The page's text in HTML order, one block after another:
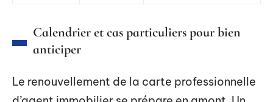
Calendrier et cas particuliers pour bien
anticiper
Le renouvellement de la carte professionnelle